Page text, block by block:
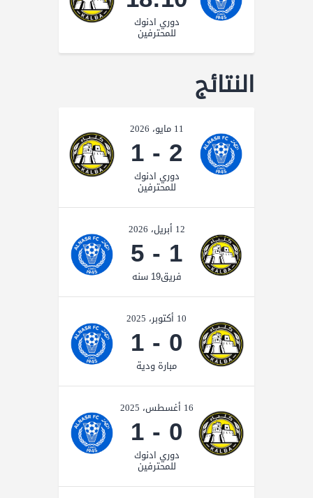
دوري ادنوك
للمحترفين
النتائج
11 مايو، 2026
2
-
1
دوري ادنوك
للمحترفين
12 أبريل، 2026
1
-
5 فريق19 سنه
10 أكتوبر، 2025
0
-
1مبارة ودية
16 أغسطس، 2025
0
-
1
دوري ادنوك
للمحترفين